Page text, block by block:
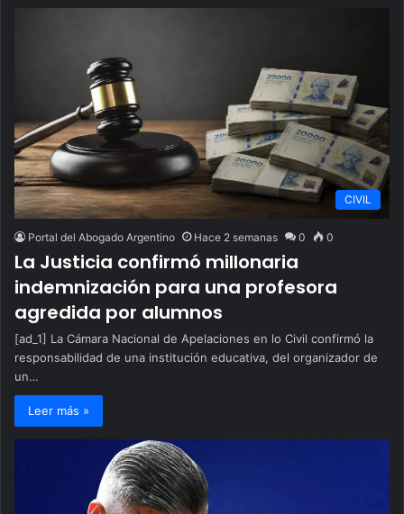
CIVIL
Portal del Abogado Argentino Hace 2 semanas 0 0
La Justicia confirmó millonaria
indemnización para una profesora
agredida por alumnos
[ad_1] La Cámara Nacional de Apelaciones en lo Civil confirmó la
responsabilidad de una institución educativa, del organizador de
un…
Leer más »